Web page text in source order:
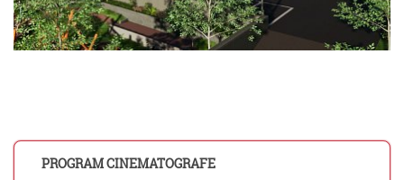
PROGRAM CINEMATOGRAFE